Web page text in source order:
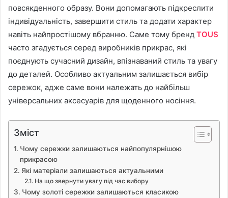
повсякденного образу. Вони допомагають підкреслити
індивідуальність, завершити стиль та додати характер
навіть найпростішому вбранню. Саме тому бренд TOUS
часто згадується серед виробників прикрас, які
поєднують сучасний дизайн, впізнаваний стиль та увагу
до деталей. Особливо актуальним залишається вибір
сережок, адже саме вони належать до найбільш
універсальних аксесуарів для щоденного носіння.
Зміст
Чому сережки залишаються найпопулярнішою
прикрасою
Які матеріали залишаються актуальними
На що звернути увагу під час вибору
Чому золоті сережки залишаються класикою